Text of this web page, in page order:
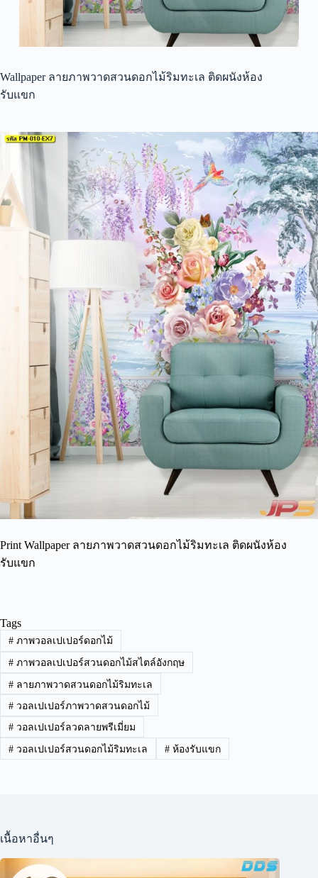
Wallpaper ลายภาพวาดสวนดอกไม้ริมทะเล ติดผนังห้อง
รับแขก
Print Wallpaper ลายภาพวาดสวนดอกไม้ริมทะเล ติดผนังห้อง
รับแขก
Tags
#ภาพวอลเปเปอร์ดอกไม้
#ภาพวอลเปเปอร์สวนดอกไม้สไตล์อังกฤษ
#ลายภาพวาดสวนดอกไม้ริมทะเล
#วอลเปเปอร์ภาพวาดสวนดอกไม้
#วอลเปเปอร์ลวดลายพรีเมี่ยม
#วอลเปเปอร์สวนดอกไม้ริมทะเล #ห้องรับแขก
เนื้อหาอื่นๆ